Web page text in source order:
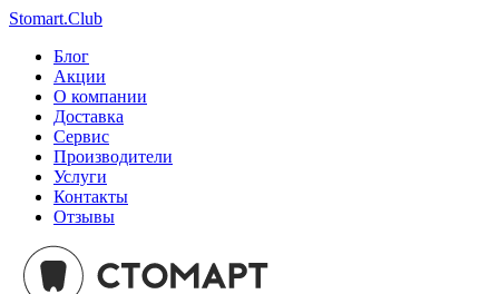
Stomart.Club
Блог
Акции
О компании
Доставка
Сервис
Производители
Услуги
Контакты
Отзывы